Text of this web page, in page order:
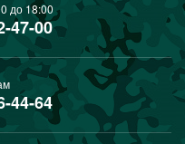
до 18:00
47-00
44-64